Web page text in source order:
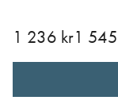
1 236 kr1 545